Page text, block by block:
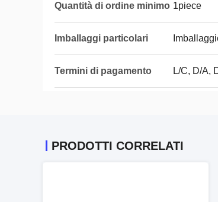
Quantità di ordine minimo 1piece
Imballaggi particolari
Termini di pagamento L/C, D/A,
PRODOTTI CORRELATI